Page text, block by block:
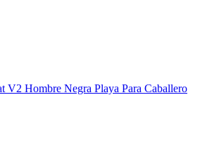
V2 Hombre Negra Playa Para Caballero